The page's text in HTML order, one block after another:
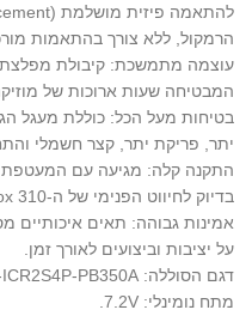
הרמקול, ללא צורך בהתאמות
המבטיחה שעות ארוכות של
יתר, פריקת יתר, קצר חשמלי
התקנה קלה: מגיעה עם המעטפת
בדיוק לחיווט הפנימי של ה-PartyBox 310.
על יציבות וביצועים לאורך זמן.
דגם הסוללה: GSP-ICR2S4P-PB350A.
מתח נומינלי: 7.2V.